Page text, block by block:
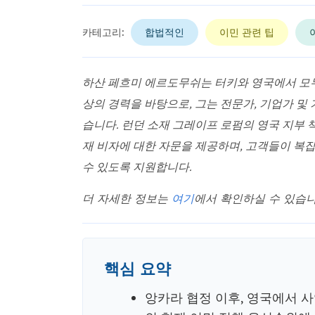
카테고리: 합법적인 이민 관련 팁
하산 페흐미 에르도무쉬는 터키와 영국에서
상의 경력을 바탕으로, 그는 전문가, 기업가
습니다. 런던 소재 그레이프 로펌의 영국 지부
재 비자에 대한 자문을 제공하며, 고객들이 복
수 있도록 지원합니다.
더 자세한 정보는 여기에서 확인하실 수 있습
핵심 요약
앙카라 협정 이후, 영국에서